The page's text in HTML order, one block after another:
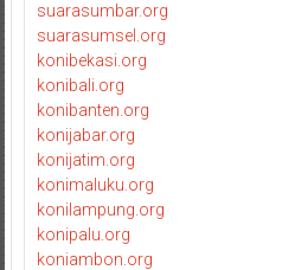
suarasumbar.org
suarasumsel.org
konibekasi.org
konibali.org
konibanten.org
konijabar.org
konijatim.org
konimaluku.org
konilampung.org
konipalu.org
koniambon.org